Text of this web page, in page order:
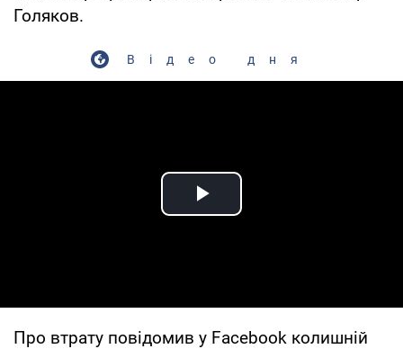
Голяков.
Відео дня
Play Video
Про втрату повідомив у Facebook колишній